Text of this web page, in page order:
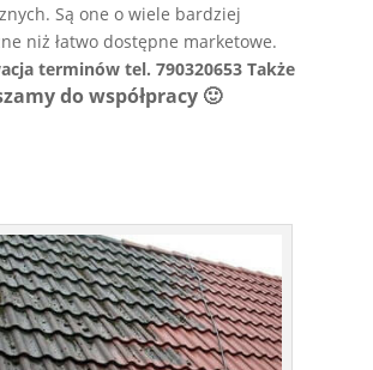
Są one o wiele bardziej
niż łatwo dostępne marketowe.
terminów tel. 790320653 Także
do współpracy 🙂